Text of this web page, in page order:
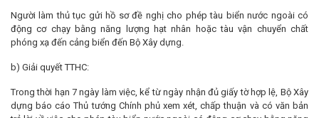
Người làm thủ tục gửi hồ sơ đề nghị cho phép tàu biển nước ngoài có
động cơ chạy bằng năng lượng hạt nhân hoặc tàu vận chuyển chất
phóng xạ đến cảng biển đến Bộ Xây dựng.
b) Giải quyết TTHC:
Trong thời hạn 7 ngày làm việc, kể từ ngày nhận đủ giấy tờ hợp lệ, Bộ Xây
dựng báo cáo Thủ tướng Chính phủ xem xét, chấp thuận và có văn bản